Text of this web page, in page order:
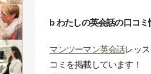
b わたしの英会話の口コミ
マンツーマン英会話レッ
コミを掲載しています！